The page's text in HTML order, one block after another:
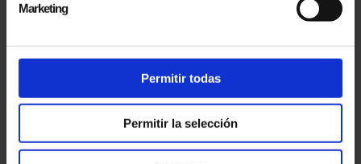
Marketing
Permitir todas
Permitir la selección
Acepto los